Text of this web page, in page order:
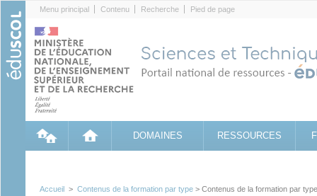
Menu principal Contenu Recherche Pied de page
DOMAINES RESSOURCES
Accueil > Contenus de la formation par type > Contenus de la formation par type